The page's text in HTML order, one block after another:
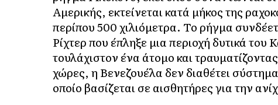
Αμερικής, εκτείνεται κατά μήκος της
περίπου 500 χιλιόμετρα. Το ρήγμα
Ρίχτερ που έπληξε μια περιοχή δυτικά
τουλάχιστον ένα άτομο και
χώρες, η Βενεζουέλα δεν διαθέτει
οποίο βασίζεται σε αισθητήρες για την